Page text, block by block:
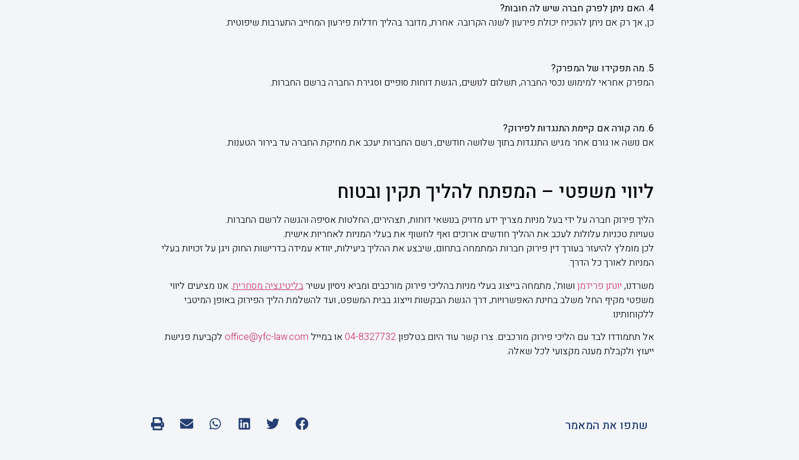
4. האם ניתן לפרק חברה שיש לה חובות?
כן, אך רק אם ניתן להוכיח יכולת פירעון לשנה הקרובה. אחרת, מדובר בהליך חדלות פירעון המחייב התערבות שיפוטית.
5. מה תפקידו של המפרק?
המפרק אחראי למימוש נכסי החברה, תשלום לנושים, הגשת דוחות סופיים וסגירת החברה ברשם החברות.
6. מה קורה אם קיימת התנגדות לפירוק?
אם נושה או גורם אחר מגיש התנגדות בתוך שלושה חודשים, רשם החברות יעכב את מחיקת החברה עד בירור הטענות.
ליווי משפטי – המפתח להליך תקין ובטוח
הליך פירוק חברה על ידי בעל מניות מצריך ידע מדויק בנושאי דוחות, תצהירים, החלטות אסיפה והגשה לרשם החברות.
טעויות טכניות עלולות לעכב את ההליך חודשים ארוכים ואף לחשוף את בעלי המניות לאחריות אישית.
לכן מומלץ להיעזר בעורך דין פירוק חברות המתמחה בתחום, שיבצע את ההליך ביעילות, יוודא עמידה בדרישות החוק ויגן על זכויות בעלי
המניות לאורך כל הדרך.
משרדנו, יונתן פרידמן ושות', מתמחה בייצוג בעלי מניות בהליכי פירוק מורכבים ומביא ניסיון עשיר בליטיגציה מסחרית. אנו מציעים ליווי
משפטי מקיף החל משלב בחינת האפשרויות, דרך הגשת הבקשות וייצוג בבית המשפט, ועד להשלמת הליך הפירוק באופן המיטבי
ללקוחותינו.
אל תתמודדו לבד עם הליכי פירוק מורכבים. צרו קשר עוד היום בטלפון04-8327732או במייל office@yfc-law.com לקביעת פגישת
ייעוץ ולקבלת מענה מקצועי לכל שאלה.
שתפו את המאמר